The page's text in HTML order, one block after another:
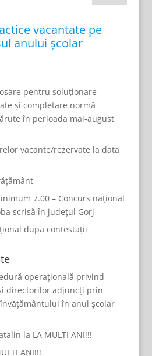
vacantate pe
anului școlar
pentru soluționare
și completare normă
în perioada mai-august
vacante/rezervate la data
7.00 – Concurs național
scrisă în județul Gorj
după contestații
operațională privind
directorilor adjuncți prin
în anul școlar
la LA MULTI ANI!!!
ANI!!!